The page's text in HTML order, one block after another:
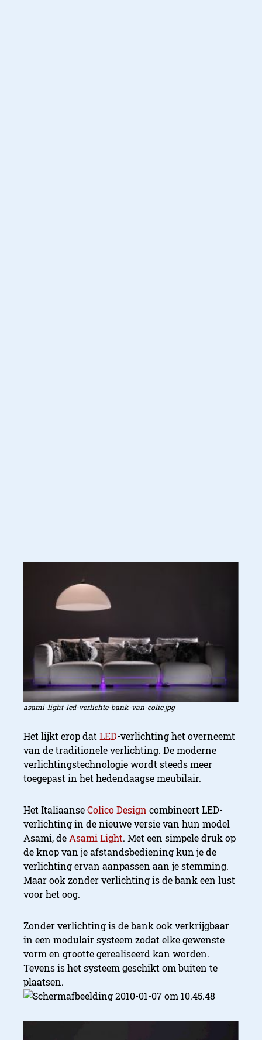
asami-light-led-verlichte-bank-van-colic.jpg
Het lijkt erop dat LED-verlichting het overneemt
van de traditionele verlichting. De moderne
verlichtingstechnologie wordt steeds meer
toegepast in het hedendaagse meubilair.
Het ItaliaanseColico Design combineert LED-
verlichting in de nieuwe versie van hun model
Asami, de Asami Light. Met een simpele druk op
de knop van je afstandsbediening kun je de
verlichting ervan aanpassen aan je stemming.
Maar ook zonder verlichting is de bank een lust
voor het oog.
Zonder verlichting is de bank ook verkrijgbaar
in een modulair systeem zodat elke gewenste
vorm en grootte gerealiseerd kan worden.
Tevens is het systeem geschikt om buiten te
plaatsen.